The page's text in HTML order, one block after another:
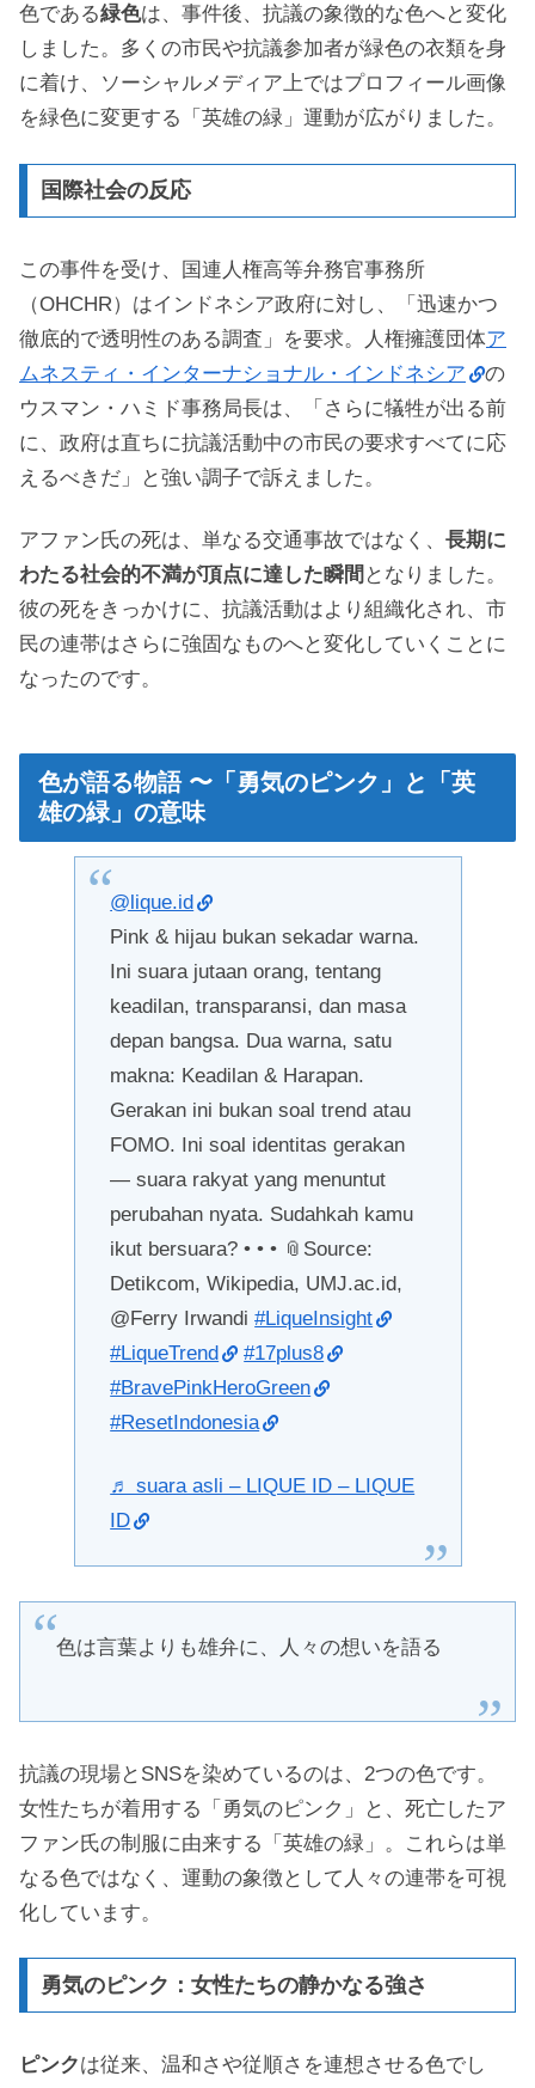
色である緑色は、事件後、抗議の象徴的な色へと変化
しました。多くの市民や抗議参加者が緑色の衣類を身
に着け、ソーシャルメディア上ではプロフィール画像
を緑色に変更する「英雄の緑」運動が広がりました。
国際社会の反応
この事件を受け、国連人権高等弁務官事務所
（OHCHR）はインドネシア政府に対し、「迅速かつ
徹底的で透明性のある調査」を要求。人権擁護団体ア
ムネスティ・インターナショナル・インドネシア
の
ウスマン・ハミド事務局長は、「さらに犠牲が出る前
に、政府は直ちに抗議活動中の市民の要求すべてに応
えるべきだ」と強い調子で訴えました。
アファン氏の死は、単なる交通事故ではなく、 長期に
わたる社会的不満が頂点に達した瞬間 となりました。
彼の死をきっかけに、抗議活動はより組織化され、市
民の連帯はさらに強固なものへと変化していくことに
なったのです。
色が語る物語 〜「勇気のピンク」と「英
雄の緑」の意味
@lique.id
Pink & hijau bukan sekadar warna.
Ini suara jutaan orang, tentang
keadilan, transparansi, dan masa
depan bangsa. Dua warna, satu
makna: Keadilan & Harapan.
Gerakan ini bukan soal trend atau
FOMO. Ini soal identitas gerakan
— suara rakyat yang menuntut
perubahan nyata. Sudahkah kamu
ikut bersuara? • • • 📎Source:
Detikcom, Wikipedia, UMJ.ac.id,
@Ferry Irwandi#LiqueInsight
#LiqueTrend
#17plus8
#BravePinkHeroGreen
#ResetIndonesia
♬ suara asli – LIQUE ID – LIQUE
ID
色は言葉よりも雄弁に、人々の想いを語る
抗議の現場とSNSを染めているのは、2つの色です。
女性たちが着用する「勇気のピンク」と、死亡したア
ファン氏の制服に由来する「英雄の緑」。これらは単
なる色ではなく、運動の象徴として人々の連帯を可視
化しています。
勇気のピンク：女性たちの静かなる強さ
ピンクは従来、温和さや従順さを連想させる色でし